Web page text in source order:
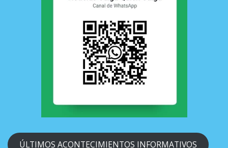
ÚLTIMOS ACONTECIMIENTOS INFORMATIVOS